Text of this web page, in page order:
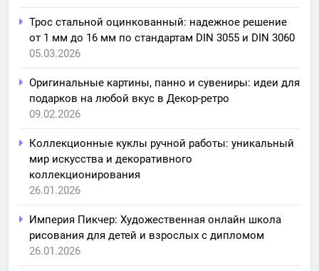
Трос стальной оцинкованный: надежное решение
от 1 мм до 16 мм по стандартам DIN 3055 и DIN 3060
05.03.2026
Оригинальные картины, панно и сувениры: идеи для
подарков на любой вкус в Декор-ретро
09.02.2026
Коллекционные куклы ручной работы: уникальный
мир искусства и декоративного
коллекционирования
26.01.2026
Империя Пикчер: Художественная онлайн школа
рисования для детей и взрослых с дипломом
26.01.2026